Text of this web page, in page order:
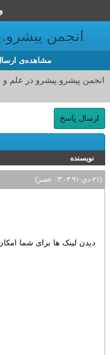
انجمن
مشاهده‌ی
انجمن پیشرو.پیشرو در علم
ارسال پاسخ
نویسنده
(۲۱-دي-۹۱ ۰۳:۰۳ عصر)
دیدن لینک ها برای شما